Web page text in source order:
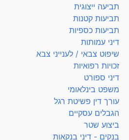
תביעה ייצוגית
תביעות קטנות
תביעות כספיות
דיני עמותות
שיפוט צבאי / לענייני צבא
זכויות רפואיות
דיני ספורט
משפט בינלאומי
עורך דין פשיטת רגל
הגבלים עסקיים
ביצוע שטר
בנקים - דיני בנקאות